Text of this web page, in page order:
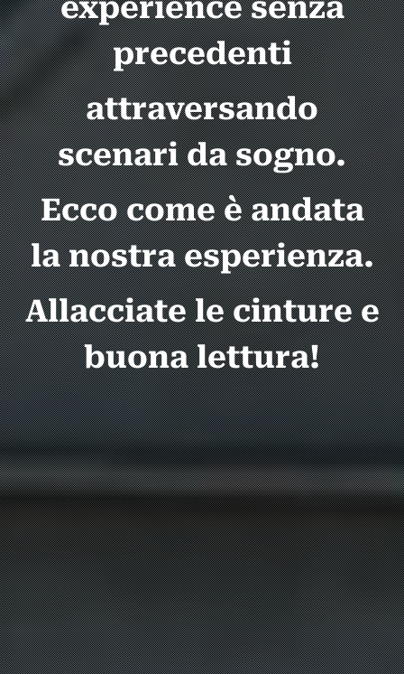
precedenti
attraversando
scenari da sogno.
Ecco come è andata
la nostra esperienza.
Allacciate le cinture e
buona lettura!